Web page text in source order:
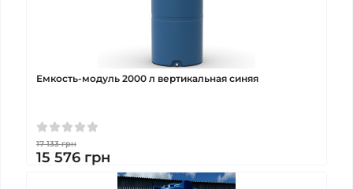
Емкость-модуль 2000 л вертикальная синяя
17 133грн
15 576 грн